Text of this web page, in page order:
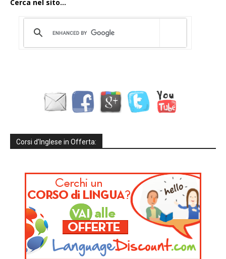
Cerca nel sito...
Corsi d’Inglese in Offerta: